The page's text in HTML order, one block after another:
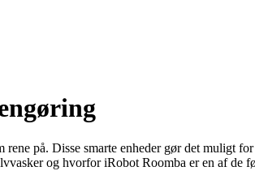
på. Disse smarte enheder gør det muligt
og hvorfor iRobot Roomba er en af de